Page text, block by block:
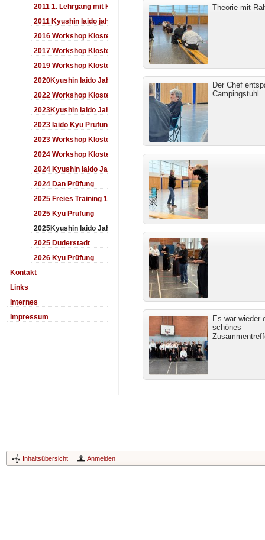
Theorie mit
Der Chef
Campingstuhl
Es war wieder
schönes
2011 1. Lehrgang mit Headmaster Ralf Gumpfer
2011 Kyushin Iaido jahrestreffen
2016 Workshop Kloster Duderstadt
2017 Workshop Kloster Duderstadt
2019 Workshop Kloster Duderstadt
2020Kyushin Iaido Jahrestreffen
2022 Workshop Kloster Duderstadt
2023Kyushin Iaido Jahrestreffen
2023 Iaido Kyu Prüfung
2023 Workshop Kloster Duderstadt
2024 Workshop Kloster Duderstadt
2024 Kyushin Iaido Jahrestreffen
2024 Dan Prüfung
2025 Freies Training 17:00-18:00 Uhr
2025 Kyu Prüfung
2025Kyushin Iaido Jahrestreffen
2025 Duderstadt
2026 Kyu Prüfung
Kontakt
Links
Internes
Impressum
Inhaltsübersicht Anmelden